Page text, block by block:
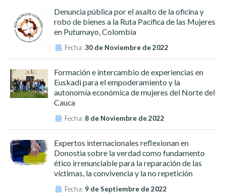
Denuncia pública por el asalto de la oficina y
robo de bienes a la Ruta Pacífica de las Mujeres
en Putumayo, Colombia
Fecha:30 de Noviembre de 2022
Formación e intercambio de experiencias en
Euskadi para el empoderamiento y la
autonomía económica de mujeres del Norte del
Cauca
Fecha: 8 de Noviembre de 2022
Expertos internacionales reflexionan en
Donostia sobre la verdad como fundamento
ético irrenunciable para la reparación de las
víctimas, la convivencia y la no repetición
Fecha: 9 de Septiembre de 2022